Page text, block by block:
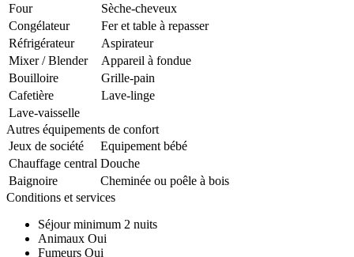
Four
Sèche-cheveux
Congélateur
Fer et table à repasser
Réfrigérateur
Aspirateur
Mixer / Blender
Appareil à fondue
Bouilloire
Grille-pain
Cafetière
Lave-linge
Lave-vaisselle
Autres équipements de confort
Jeux de société
Equipement bébé
Chauffage central Douche
Baignoire
Cheminée ou poêle à bois
Conditions et services
Séjour minimum 2 nuits
Animaux Oui
Fumeurs Oui